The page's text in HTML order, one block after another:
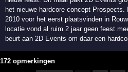
het nieuwe hardcore concept
2010 voor het eerst plaatsvinden in
locatie vond al ruim 2 jaar geen feest
beurt aan 2D Events om daar een
172 opmerkingen